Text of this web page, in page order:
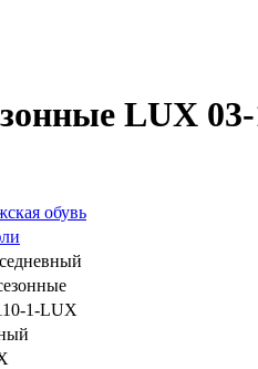
LUX
обувь
1-LUX